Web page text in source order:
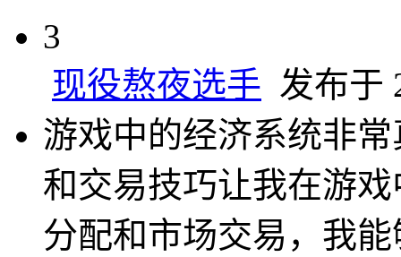
3
现役熬夜选手 发布于
游戏中的经济系统非
和交易技巧让我在游
分配和市场交易，我